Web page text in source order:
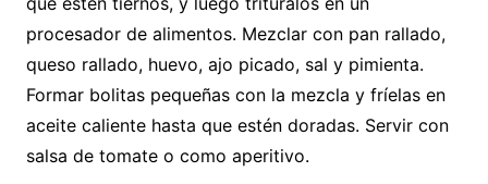
procesador de alimentos. Mezclar con pan rallado,
queso rallado, huevo, ajo picado, sal y pimienta.
Formar bolitas pequeñas con la mezcla y fríelas en
aceite caliente hasta que estén doradas. Servir con
salsa de tomate o como aperitivo.